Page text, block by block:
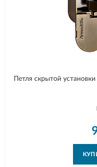
Петля скрытой